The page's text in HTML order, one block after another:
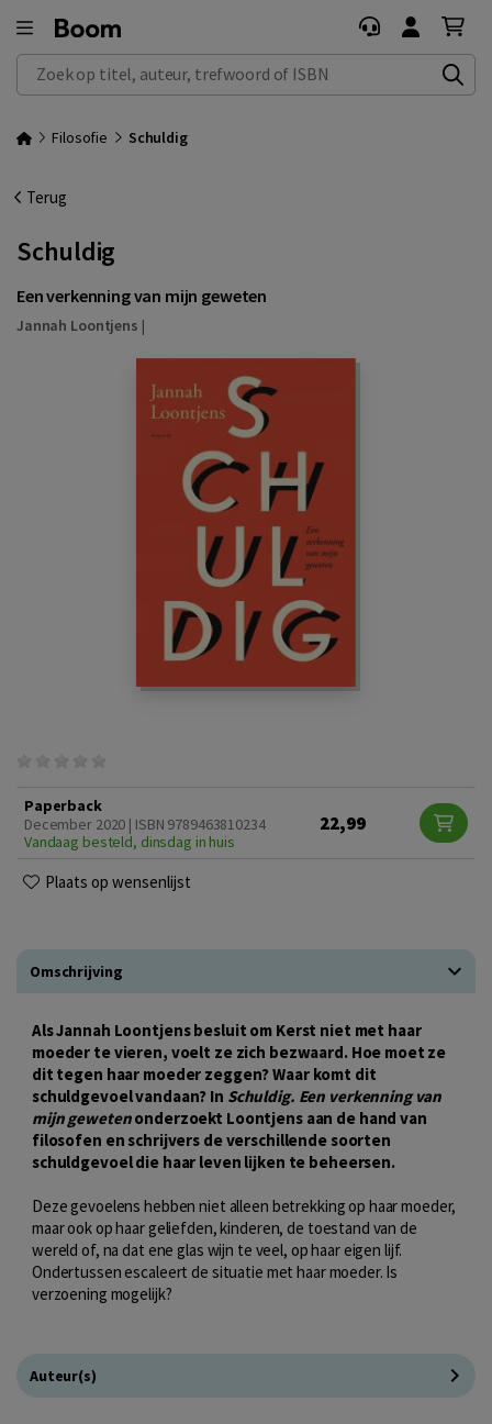
Zoek op titel, auteur, trefwoord of ISBN
Filosofie Schuldig
Terug
Schuldig
Een verkenning van mijn geweten
Jannah Loontjens |
Paperback
December 2020 | ISBN 9789463810234
Vandaag besteld, dinsdag in huis
22,99
Plaats op wensenlijst
Omschrijving
Als Jannah Loontjens besluit om Kerst niet met haar
moeder te vieren, voelt ze zich bezwaard. Hoe moet ze
dit tegen haar moeder zeggen? Waar komt dit
schuldgevoel vandaan? In Schuldig. Een verkenning van
mijn gewetenonderzoekt Loontjens aan de hand van
filosofen en schrijvers de verschillende soorten
schuldgevoel die haar leven lijken te beheersen.
Deze gevoelens hebben niet alleen betrekking op haar moeder,
maar ook op haar geliefden, kinderen, de toestand van de
wereld of, na dat ene glas wijn te veel, op haar eigen lijf.
Ondertussen escaleert de situatie met haar moeder. Is
verzoening mogelijk?
Auteur(s)